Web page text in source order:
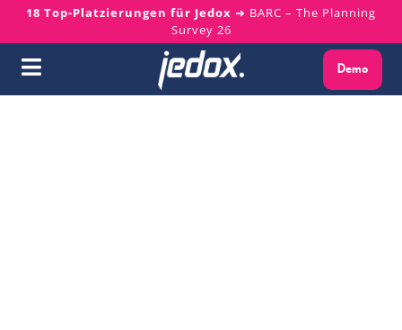
Skip
content
18 Top-Platzierungen für Jedox ➜ BARC – The Planning
Survey 26
Toggle
Demo